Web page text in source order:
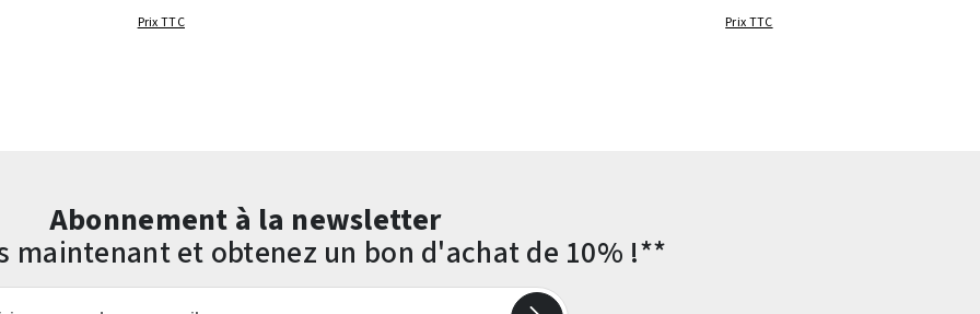
Prix TTC
Prix TTC
Abonnement à la newsletter
maintenant et obtenez un bon d'achat de 10% !**